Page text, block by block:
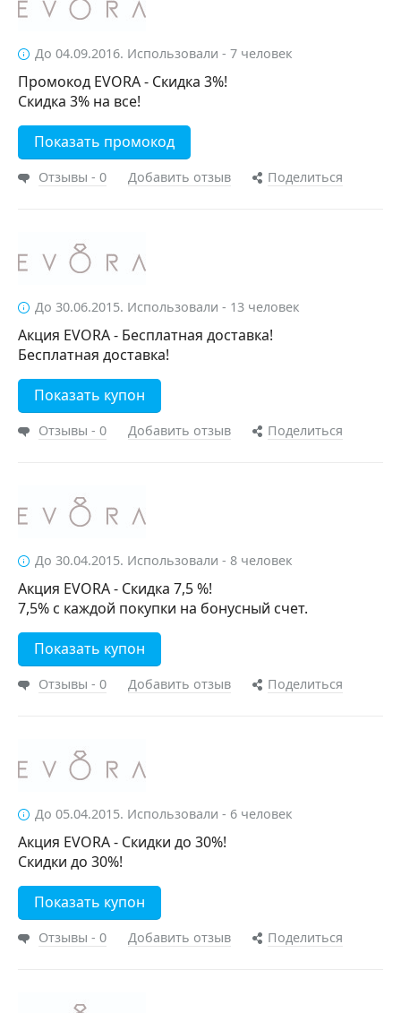
До 04.09.2016. Использовали - 7 человек
Промокод EVORA - Скидка 3%!
Скидка 3% на все!
Показать промокод
Отзывы - 0 Добавить отзыв Поделиться
До 30.06.2015. Использовали - 13 человек
Акция EVORA - Бесплатная доставка!
Бесплатная доставка!
Показать купон
Отзывы - 0 Добавить отзыв Поделиться
До 30.04.2015. Использовали - 8 человек
Акция EVORA - Скидка 7,5 %!
7,5% с каждой покупки на бонусный счет.
Показать купон
Отзывы - 0 Добавить отзыв Поделиться
До 05.04.2015. Использовали - 6 человек
Акция EVORA - Скидки до 30%!
Скидки до 30%!
Показать купон
Отзывы - 0 Добавить отзыв Поделиться